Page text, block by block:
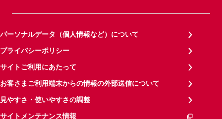
パーソナルデータ（個人情報など）について
プライバシーポリシー
サイトご利用にあたって
お客さまご利用端末からの情報の外部送信について
見やすさ・使いやすさの調整
サイトメンテナンス情報